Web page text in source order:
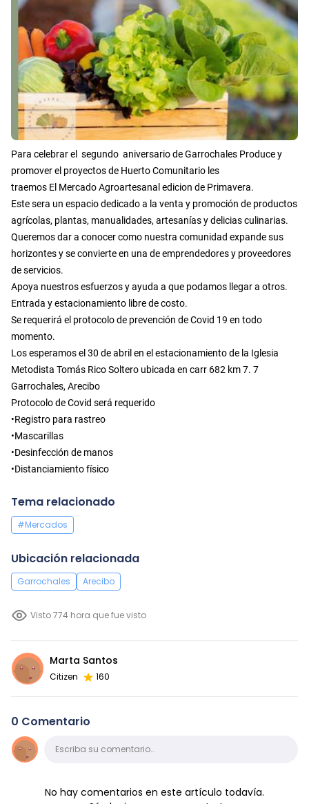
Para celebrar el segundo aniversario de Garrochales Produce y
promover el proyectos de Huerto Comunitario les
traemos El Mercado Agroartesanal edicion de Primavera.
Este sera un espacio dedicado a la venta y promoción de productos
agrícolas, plantas, manualidades, artesanías y delicias culinarias.
Queremos dar a conocer como nuestra comunidad expande sus
horizontes y se convierte en una de emprendedores y proveedores
de servicios.
Apoya nuestros esfuerzos y ayuda a que podamos llegar a otros.
Entrada y estacionamiento libre de costo.
Se requerirá el protocolo de prevención de Covid 19 en todo
momento.
Los esperamos el 30 de abril en el estacionamiento de la Iglesia
Metodista Tomás Rico Soltero ubicada en carr 682 km 7. 7
Garrochales, Arecibo
Protocolo de Covid será requerido
•Registro para rastreo
•Mascarillas
•Desinfección de manos
•Distanciamiento físico
Tema relacionado
#Mercados
Ubicación relacionada
Garrochales Arecibo
Visto 774 hora que fue visto
Marta Santos
Citizen 160
0 Comentario
ComentarioEscriba su comentario…
No hay comentarios en este artículo todavía.